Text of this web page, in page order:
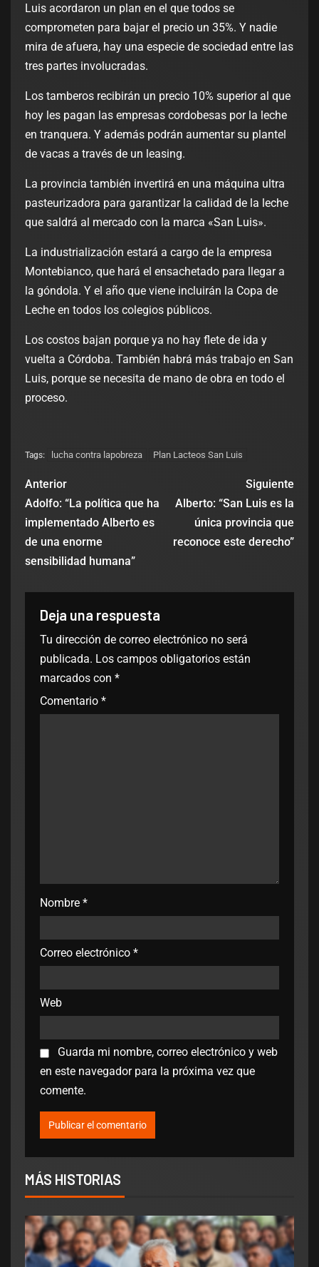
Luis acordaron un plan en el que todos se
comprometen para bajar el precio un 35%. Y nadie
mira de afuera, hay una especie de sociedad entre las
tres partes involucradas.
Los tamberos recibirán un precio 10% superior al que
hoy les pagan las empresas cordobesas por la leche
en tranquera. Y además podrán aumentar su plantel
de vacas a través de un leasing.
La provincia también invertirá en una máquina ultra
pasteurizadora para garantizar la calidad de la leche
que saldrá al mercado con la marca «San Luis».
La industrialización estará a cargo de la empresa
Montebianco, que hará el ensachetado para llegar a
la góndola. Y el año que viene incluirán la Copa de
Leche en todos los colegios públicos.
Los costos bajan porque ya no hay flete de ida y
vuelta a Córdoba. También habrá más trabajo en San
Luis, porque se necesita de mano de obra en todo el
proceso.
Tags: lucha contra lapobreza Plan Lacteos San Luis
Anterior
Adolfo: “La política que ha
implementado Alberto es
de una enorme
sensibilidad humana”
Siguiente
Alberto: “San Luis es la
única provincia que
reconoce este derecho”
Deja una respuesta
Tu dirección de correo electrónico no será
publicada. Los campos obligatorios están
marcados con *
Comentario *
Nombre *
Correo electrónico *
Web
Guarda mi nombre, correo electrónico y web
en este navegador para la próxima vez que
comente.
MÁS HISTORIAS